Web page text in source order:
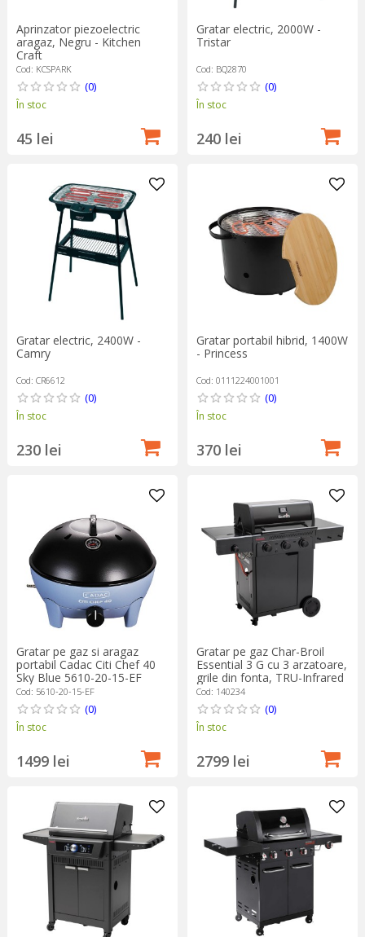
Aprinzator piezoelectric
aragaz, Negru - Kitchen
Craft
Cod: KCSPARK
(0)
În stoc
45 lei
Gratar electric, 2000W -
Tristar
Cod: BQ2870
(0)
În stoc
240 lei
Gratar electric, 2400W -
Camry
Cod: CR6612
(0)
În stoc
230 lei
Gratar portabil hibrid, 1400W
- Princess
Cod: 0111224001001
(0)
În stoc
370 lei
Gratar pe gaz si aragaz
portabil Cadac Citi Chef 40
Sky Blue 5610-20-15-EF
Cod: 5610-20-15-EF
(0)
În stoc
1499 lei
Gratar pe gaz Char-Broil
Essential 3 G cu 3 arzatoare,
grile din fonta, TRU-Infrared
140234
Cod: 140234
(0)
În stoc
2799 lei